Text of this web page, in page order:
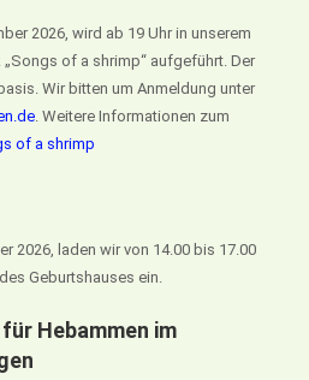
2026, wird ab 19 Uhr in unserem
of a shrimp“ aufgeführt. Der
Wir bitten um Anmeldung unter
. Weitere Informationen zum
of a shrimp
2026, laden wir von 14.00 bis 17.00
Geburtshauses ein.
Hebammen im